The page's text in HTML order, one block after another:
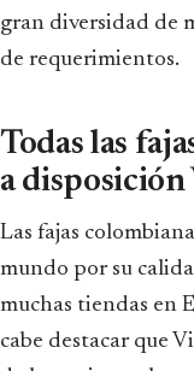
gran diversidad de
de requerimientos.
Todas las
a
Las fajas
mundo por su
muchas tiendas en
cabe destacar que